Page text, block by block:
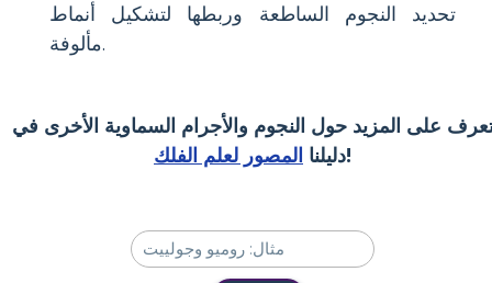
تحديد النجوم الساطعة وربطها لتشكيل أنماط
مألوفة.
على المزيد حول النجوم والأجرام السماوية الأخرى في
دليلنا المصور لعلم الفلك !